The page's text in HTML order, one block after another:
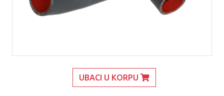
UBACI U KORPU